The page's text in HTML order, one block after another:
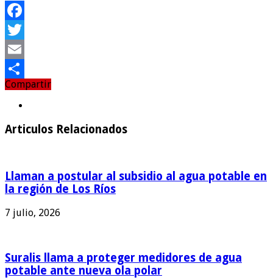
Facebook
Twitter
Email
Compartir
Compartir
Articulos Relacionados
Llaman a postular al subsidio al agua potable en
la región de Los Ríos
7 julio, 2026
Suralis llama a proteger medidores de agua
potable ante nueva ola polar